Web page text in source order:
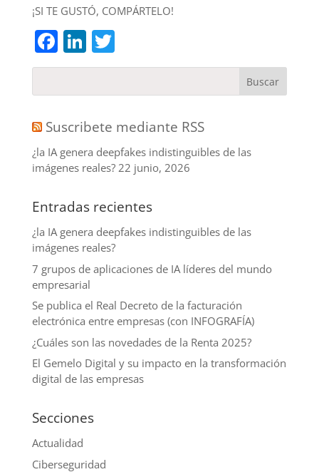
¡SI TE GUSTÓ, COMPÁRTELO!
Facebook
LinkedIn
Twitter
Suscribete mediante RSS
¿la IA genera deepfakes indistinguibles de las
imágenes reales? 22 junio, 2026
Entradas recientes
¿la IA genera deepfakes indistinguibles de las
imágenes reales?
7 grupos de aplicaciones de IA líderes del mundo
empresarial
Se publica el Real Decreto de la facturación
electrónica entre empresas (con INFOGRAFÍA)
¿Cuáles son las novedades de la Renta 2025?
El Gemelo Digital y su impacto en la transformación
digital de las empresas
Secciones
Actualidad
Ciberseguridad